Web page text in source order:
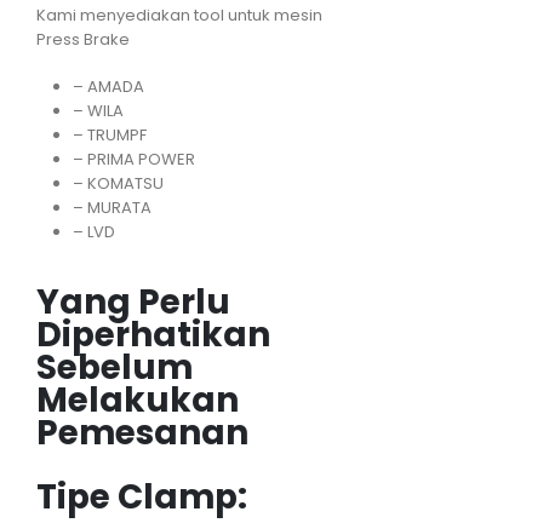
Kami menyediakan tool untuk mesin
Press Brake
– AMADA
– WILA
– TRUMPF
– PRIMA POWER
– KOMATSU
– MURATA
– LVD
Yang Perlu
Diperhatikan
Sebelum
Melakukan
Pemesanan
Tipe Clamp: